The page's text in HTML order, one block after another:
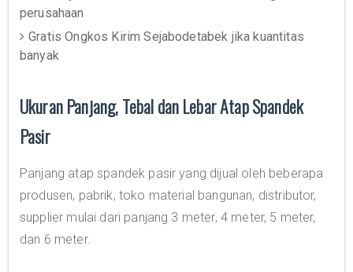
perusahaan
Gratis Ongkos Kirim Sejabodetabek jika kuantitas
banyak
Ukuran Panjang, Tebal dan Lebar Atap Spandek
Pasir
Panjang atap spandek pasir yang dijual oleh beberapa
produsen, pabrik, toko material bangunan, distributor,
supplier mulai dari panjang 3 meter, 4 meter, 5 meter,
dan 6 meter.